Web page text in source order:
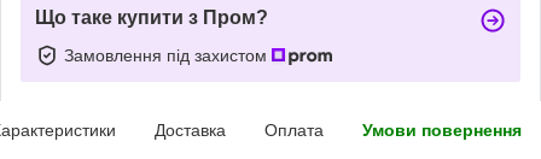
Що таке купити з Пром?
Замовлення під захистом
Доставка Оплата Умови повернення